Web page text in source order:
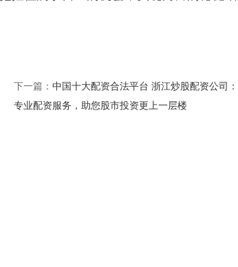
下一篇： 中国十大配资合法平台 浙江炒股配资公司：
专业配资服务，助您股市投资更上一层楼